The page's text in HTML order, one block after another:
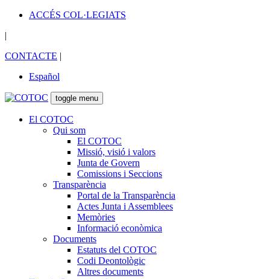
ACCÉS COL·LEGIATS
|
CONTACTE |
Español
toggle menu
El COTOC
Qui som
El COTOC
Missió, visió i valors
Junta de Govern
Comissions i Seccions
Transparència
Portal de la Transparència
Actes Junta i Assemblees
Memòries
Informació econòmica
Documents
Estatuts del COTOC
Codi Deontològic
Altres documents